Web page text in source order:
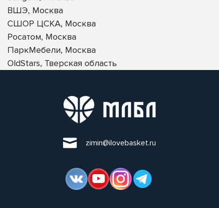
ВШЭ, Москва
СШОР ЦСКА, Москва
Росатом, Москва
ПаркМебели, Москва
OldStars, Тверская область
zimin@ilovebasket.ru